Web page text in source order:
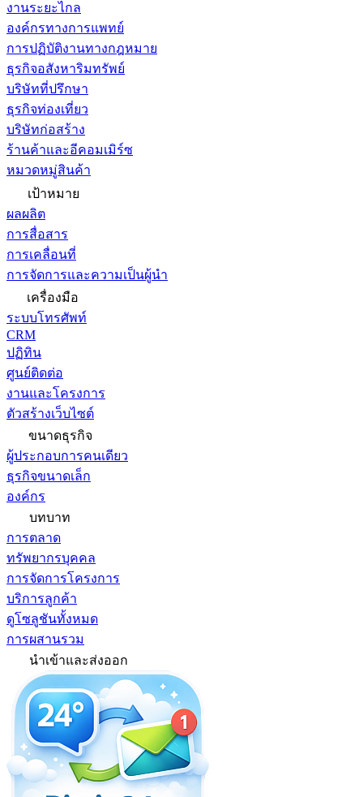
งานระยะไกล
องค์กรทางการแพทย์
การปฏิบัติงานทางกฎหมาย
ธุรกิจอสังหาริมทรัพย์
บริษัทที่ปรึกษา
ธุรกิจท่องเที่ยว
บริษัทก่อสร้าง
ร้านค้าและอีคอมเมิร์ซ
หมวดหมู่สินค้า
เป้าหมาย
ผลผลิต
การสื่อสาร
การเคลื่อนที่
การจัดการและความเป็นผู้นำ
เครื่องมือ
ระบบโทรศัพท์
CRM
ปฏิทิน
ศูนย์ติดต่อ
งานและโครงการ
ตัวสร้างเว็บไซต์
ขนาดธุรกิจ
ผู้ประกอบการคนเดียว
ธุรกิจขนาดเล็ก
องค์กร
บทบาท
การตลาด
ทรัพยากรบุคคล
การจัดการโครงการ
บริการลูกค้า
ดูโซลูชันทั้งหมด
การผสานรวม
นำเข้าและส่งออก